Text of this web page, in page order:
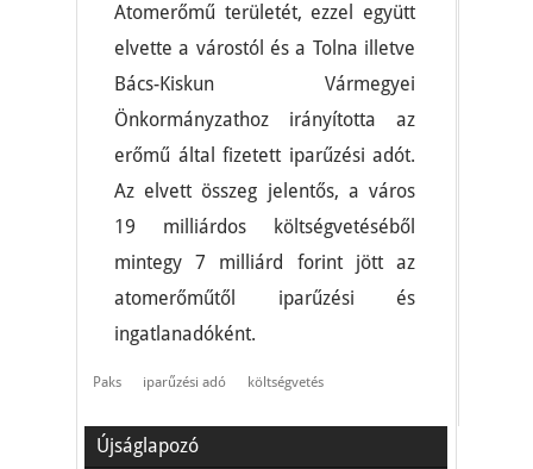
Atomerőmű területét, ezzel együtt
elvette a várostól és a Tolna illetve
Bács-Kiskun Vármegyei
Önkormányzathoz irányította az
erőmű által fizetett iparűzési adót.
Az elvett összeg jelentős, a város
19 milliárdos költségvetéséből
mintegy 7 milliárd forint jött az
atomerőműtől iparűzési és
ingatlanadóként.
Paks iparűzési adó költségvetés
Újságlapozó